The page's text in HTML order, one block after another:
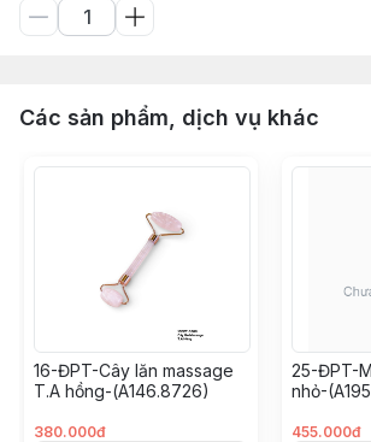
Các sản phẩm, dịch vụ khác
16-ĐPT-Cây lăn massage
T.A hồng-(A146.8726)
380.000đ
25-ĐPT-
nhỏ-
455.000đ